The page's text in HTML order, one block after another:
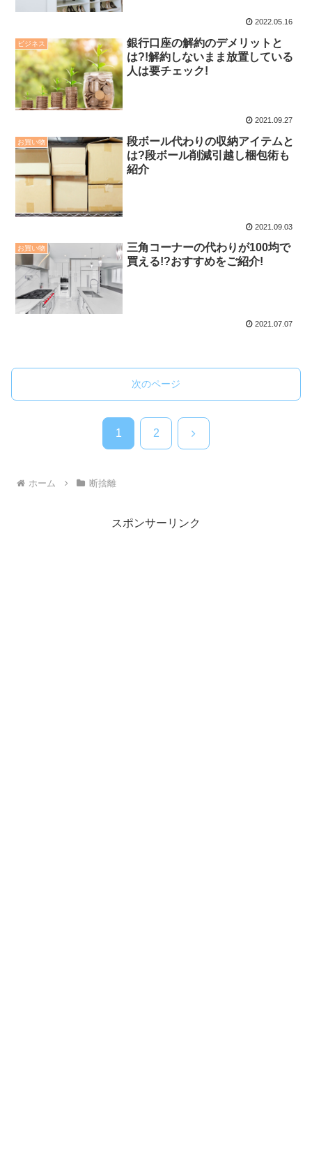
2022.05.16
ビジネス
銀行口座の解約のデメリットと
は?!解約しないまま放置している
人は要チェック!
2021.09.27
お買い物
段ボール代わりの収納アイテムと
は?段ボール削減引越し梱包術も
紹介
2021.09.03
お買い物
三角コーナーの代わりが100均で
買える!?おすすめをご紹介!
2021.07.07
次のページ
1 2 次
ホーム 断捨離
スポンサーリンク